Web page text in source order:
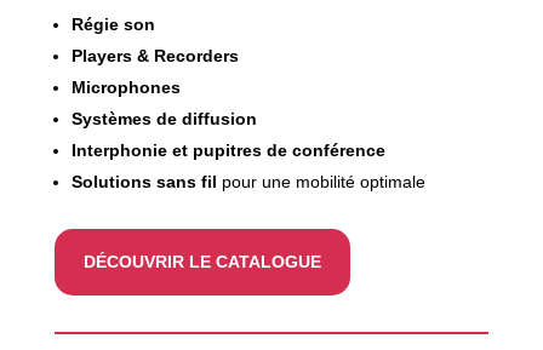
Régie son
Players & Recorders
Microphones
Systèmes de diffusion
Interphonie et pupitres de conférence
Solutions sans fil pour une mobilité optimale
DÉCOUVRIR LE CATALOGUE